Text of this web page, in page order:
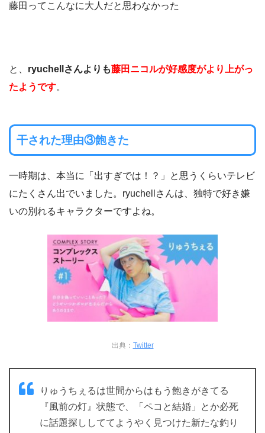
藤田ってこんなに大人だと思わなかった
と、 ryuchellさんより も藤田ニコルが好感度がより上がっ
たようです。
干された理由③飽きた
一時期は、本当に「出すぎでは！？」と思うくらいテレビ
にたくさん出でいました。ryuchellさんは、独特で好き嫌
いの別れるキャラクターですよね。
出典： Twitter
りゅうちぇるは世間からはもう飽きがきてる
『風前の灯』状態で、「ペコと結婚」とか必死
に話題探ししててようやく見つけた新たな釣り